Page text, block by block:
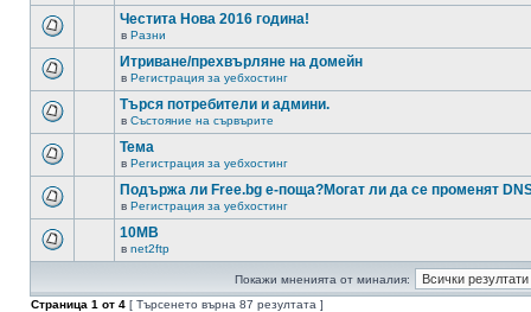
Честита Нова 2016 година!
в Разни
Итриване/прехвърляне на домейн
в Регистрация за уебхостинг
Търся потребители и админи.
в Състояние на сървърите
Тема
в Регистрация за уебхостинг
Подържа ли Free.bg е-поща?Могат ли да се променят
в Регистрация за уебхостинг
10MB
в net2ftp
Покажи мненията от миналия:
Страница 1 от 4 [ Търсенето върна 87 резултата ]